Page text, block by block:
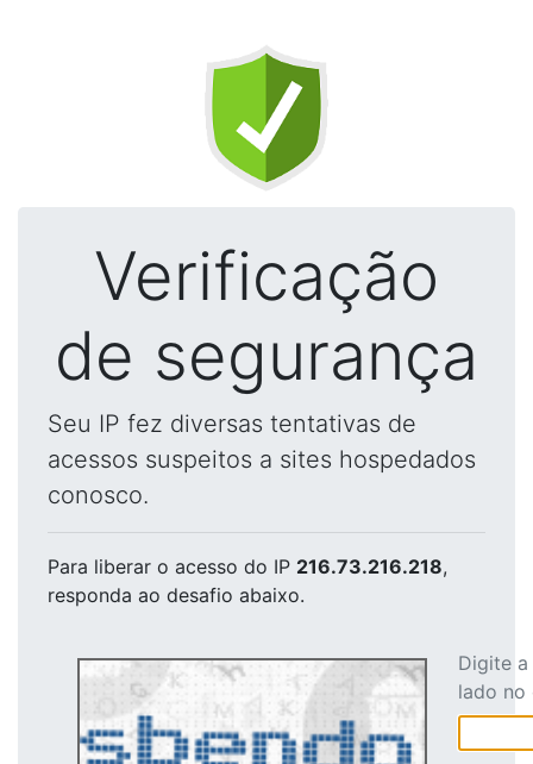
Verificação
de segurança
Seu IP fez diversas tentativas de
acessos suspeitos a sites hospedados
conosco.
Para liberar o acesso do IP 216.73.216.218,
responda ao desafio abaixo.
Digite
lado no